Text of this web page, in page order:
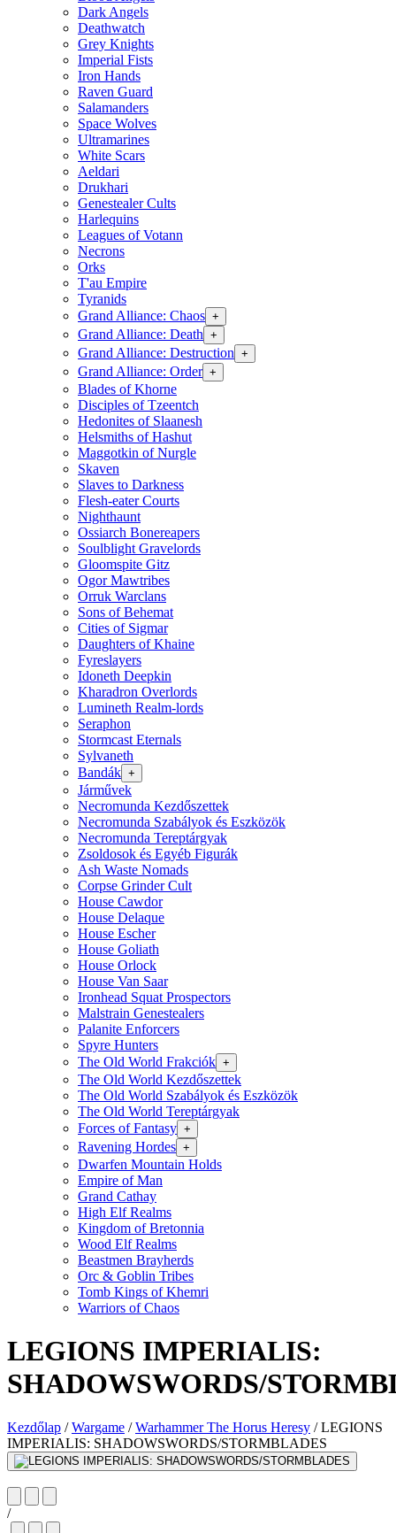
Dark Angels
Deathwatch
Grey Knights
Imperial Fists
Iron Hands
Raven Guard
Salamanders
Space Wolves
Ultramarines
White Scars
Aeldari
Drukhari
Genestealer Cults
Harlequins
Leagues of Votann
Necrons
Orks
T'au Empire
Tyranids
Grand Alliance: Chaos +
Grand Alliance: Death +
Grand Alliance: Destruction +
Grand Alliance: Order +
Blades of Khorne
Disciples of Tzeentch
Hedonites of Slaanesh
Helsmiths of Hashut
Maggotkin of Nurgle
Skaven
Slaves to Darkness
Flesh-eater Courts
Nighthaunt
Ossiarch Bonereapers
Soulblight Gravelords
Gloomspite Gitz
Ogor Mawtribes
Orruk Warclans
Sons of Behemat
Cities of Sigmar
Daughters of Khaine
Fyreslayers
Idoneth Deepkin
Kharadron Overlords
Lumineth Realm-lords
Seraphon
Stormcast Eternals
Sylvaneth
Bandák +
Járművek
Necromunda Kezdőszettek
Necromunda Szabályok és Eszközök
Necromunda Tereptárgyak
Zsoldosok és Egyéb Figurák
Ash Waste Nomads
Corpse Grinder Cult
House Cawdor
House Delaque
House Escher
House Goliath
House Orlock
House Van Saar
Ironhead Squat Prospectors
Malstrain Genestealers
Palanite Enforcers
Spyre Hunters
The Old World Frakciók +
The Old World Kezdőszettek
The Old World Szabályok és Eszközök
The Old World Tereptárgyak
Forces of Fantasy +
Ravening Hordes +
Dwarfen Mountain Holds
Empire of Man
Grand Cathay
High Elf Realms
Kingdom of Bretonnia
Wood Elf Realms
Beastmen Brayherds
Orc & Goblin Tribes
Tomb Kings of Khemri
Warriors of Chaos
LEGIONS IMPERIALIS:
SHADOWSWORDS/
Kezdőlap / Wargame / Warhammer The Horus Heresy /LEGIONS
IMPERIALIS: SHADOWSWORDS/STORMBLADES
/